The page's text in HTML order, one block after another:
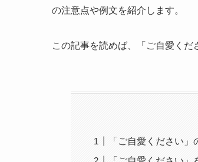
の注意点や例文を紹介します。
この記事を読めば、「ご自愛くだ
「ご自愛ください」